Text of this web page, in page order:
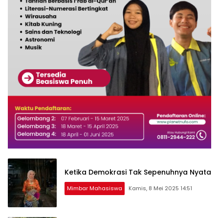
Ketika Demokrasi Tak Sepenuhnya Nyata
Mimbar Mahasiswa Kamis, 8 Mei 2025 14:51